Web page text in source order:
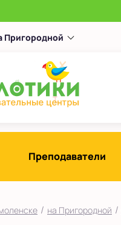
Пригородной
центр
Пригородной
Рыленкова
на карте
Преподаватели
/ на Пригородной /